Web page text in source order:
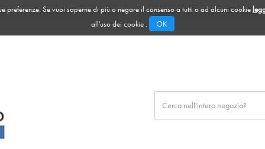
Se vuoi saperne di più o negare il consenso a tutti o ad alcuni cookie
all'uso dei cookie .
OK
Prodotto